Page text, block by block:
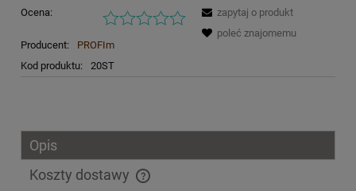
Ocena:
Producent:
PROFIm
Kod produktu:
20ST
zapytaj o produkt
poleć znajomemu
Opis
Koszty dostawy
Cena nie zawiera ewentualnych kosztów płatności